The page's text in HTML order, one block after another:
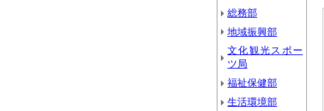
総務部
地域振興部
文化観光スポー
ツ局
福祉保健部
生活環境部